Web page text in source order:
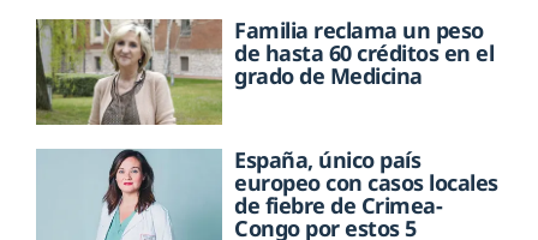
Familia reclama un peso
de hasta 60 créditos en el
grado de Medicina
España, único país
europeo con casos locales
de fiebre de Crimea-
Congo por estos 5